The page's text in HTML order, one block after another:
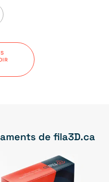
de fila3D.ca